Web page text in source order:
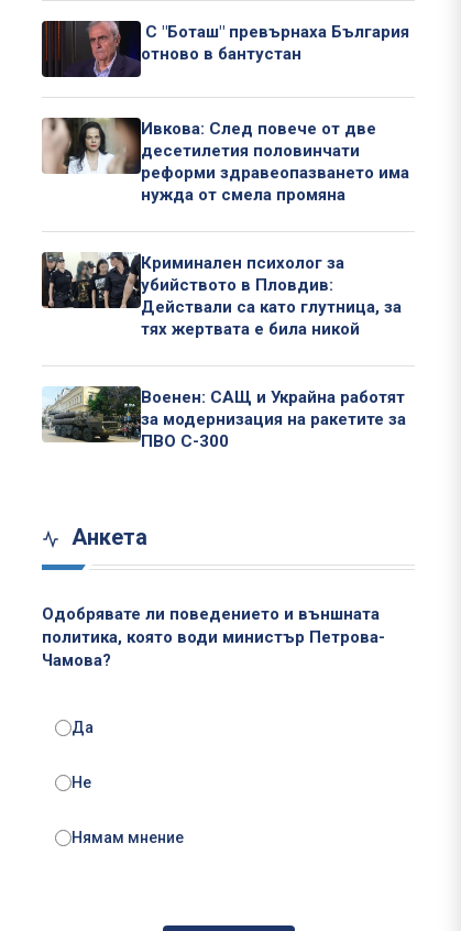
С "Боташ" превърнаха България
отново в бантустан
Ивкова: След повече от две
десетилетия половинчати
реформи здравеопазването има
нужда от смела промяна
Криминален психолог за
убийството в Пловдив:
Действали са като глутница, за
тях жертвата е била никой
Военен: САЩ и Украйна работят
за модернизация на ракетите за
ПВО С-300
Анкета
Одобрявате ли поведението и външната
политика, която води министър Петрова-
Чамова?
Да
Не
Нямам мнение